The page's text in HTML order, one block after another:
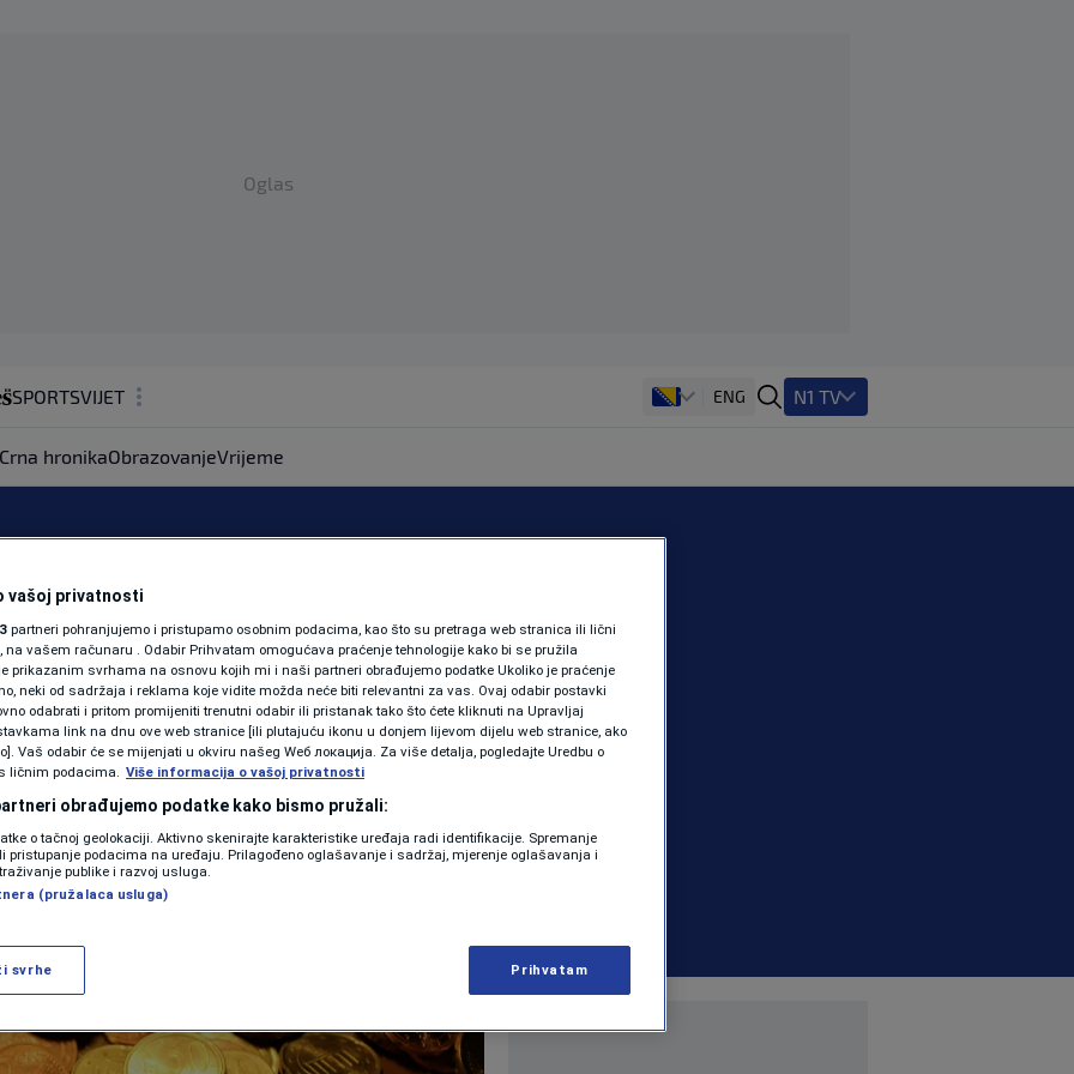
Oglas
SPORTSVIJET
ZDRAVLJE
SHOWBIZ
PODCAST
N1 SPECIJAL
FENOMENI
NEISTRAŽENO
VIRALNO
VIDEO
ENG N1 TV
Crna hronikaObrazovanjeVrijeme
eura najviše
prepoznati
EKONOMIJA 0 komentara
Više
vašoj privatnosti
partneri pohranjujemo i pristupamo osobnim podacima, kao što su pretraga web stranica ili lični
na vašem računaru . Odabir Prihvatam omogućava praćenje tehnologije kako bi se pružila
prikazanim svrhama na osnovu kojih mi i naši partneri obrađujemo podatke Ukoliko je praćenje
neki od sadržaja i reklama koje vidite možda neće biti relevantni za vas. Ovaj odabir postavki
odabrati i pritom promijeniti trenutni odabir ili pristanak tako što ćete kliknuti na Upravljaj
link na dnu ove web stranice [ili plutajuću ikonu u donjem lijevom dijelu web stranice, ako
Vaš odabir će se mijenjati u okviru našeg Wеб локација. Za više detalja, pogledajte Uredbu o
ličnim podacima. Više informacija o vašoj privatnosti
obrađujemo podatke kako bismo pružali:
o tačnoj geolokaciji. Aktivno skenirajte karakteristike uređaja radi identifikacije. Spremanje
pristupanje podacima na uređaju. Prilagođeno oglašavanje i sadržaj, mjerenje oglašavanja i
publike i razvoj usluga.
(pružalaca usluga)
svrhe Prihvatam